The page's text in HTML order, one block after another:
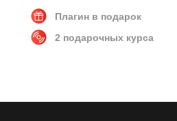
Плагин в подарок
2 подарочных курса